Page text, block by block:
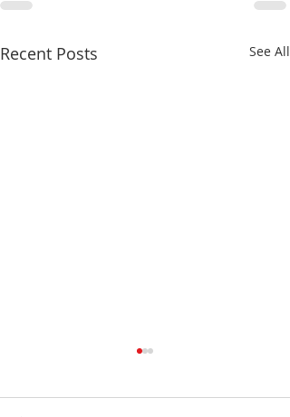
Recent Posts See All